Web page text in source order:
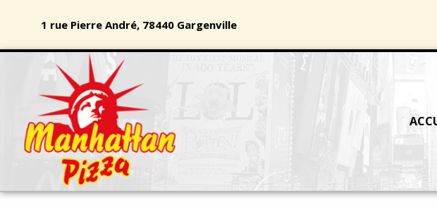
1 rue Pierre André, 78440 Gargenville